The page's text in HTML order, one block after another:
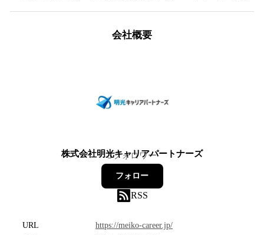
会社概要
株式会社明光キャリアパートナーズ
5フォロワー
フォロー
RSS
URL
https://meiko-career.jp/